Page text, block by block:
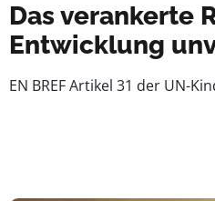
Das verankerte
Entwicklung
EN BREF Artikel 31 der UN-